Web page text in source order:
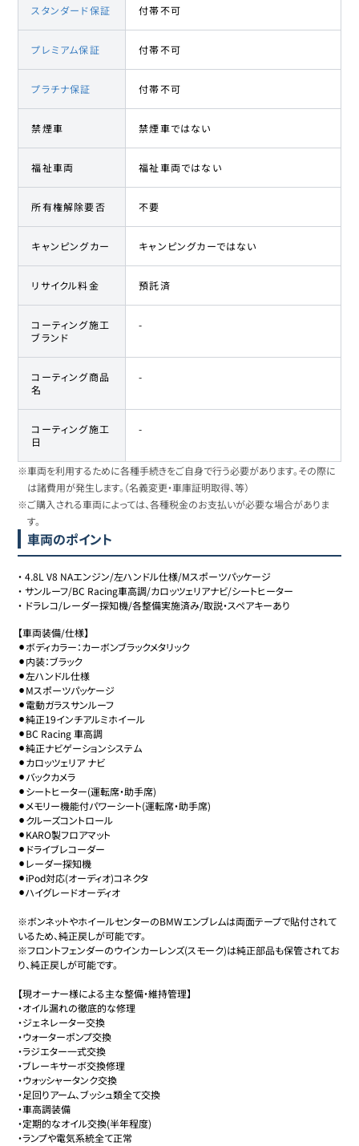
スタンダード保証 付帯不可
プレミアム保証 付帯不可
プラチナ保証 付帯不可
禁煙車 禁煙車ではない
福祉車両 福祉車両ではない
所有権解除要否 不要
キャンピングカー キャンピングカーではない
リサイクル料金 預託済
コーティング施工
ブランド
-
コーティング商品
名
-
コーティング施工
日
-
※車両を利用するために各種手続きをご自身で行う必要があります。その際に
は諸費用が発生します。（名義変更・車庫証明取得、等）
※ご購入される車両によっては、各種税金のお支払いが必要な場合がありま
す。
車両のポイント
・4.8L V8 NAエンジン/左ハンドル仕様/Mスポーツパッケージ
・サンルーフ/BC Racing車高調/カロッツェリアナビ/シートヒーター
・ ドラレコ/レーダー探知機/各整備実施済み/取説・スペアキーあり
【車両装備/仕様】
⚫︎ボディカラー：カーボンブラックメタリック
⚫︎内装：ブラック
⚫︎左ハンドル仕様
⚫︎Mスポーツパッケージ
⚫︎電動ガラスサンルーフ
⚫︎純正19インチアルミホイール
⚫︎BC Racing 車高調
⚫︎純正ナビゲーションシステム
⚫︎カロッツェリア ナビ
⚫︎バックカメラ
⚫︎シートヒーター(運転席・助手席)
⚫︎メモリー機能付パワーシート(運転席・助手席)
⚫︎クルーズコントロール
⚫︎KARO製フロアマット
⚫︎ドライブレコーダー
⚫︎レーダー探知機
⚫︎iPod対応(オーディオ)コネクタ
⚫︎ハイグレードオーディオ
※ボンネットやホイールセンターのBMWエンブレムは両面テープで貼付されて
いるため、純正戻しが可能です。
※フロントフェンダーのウインカーレンズ(スモーク)は純正部品も保管されてお
り、純正戻しが可能です。
【現オーナー様による主な整備・維持管理】
・オイル漏れの徹底的な修理
・ジェネレーター交換
・ウォーターポンプ交換
・ラジエター一式交換
・ブレーキサーボ交換修理
・ウォッシャータンク交換
・足回りアーム、ブッシュ類全て交換
・車高調装備
・定期的なオイル交換(半年程度)
・ランプや電気系統全て正常